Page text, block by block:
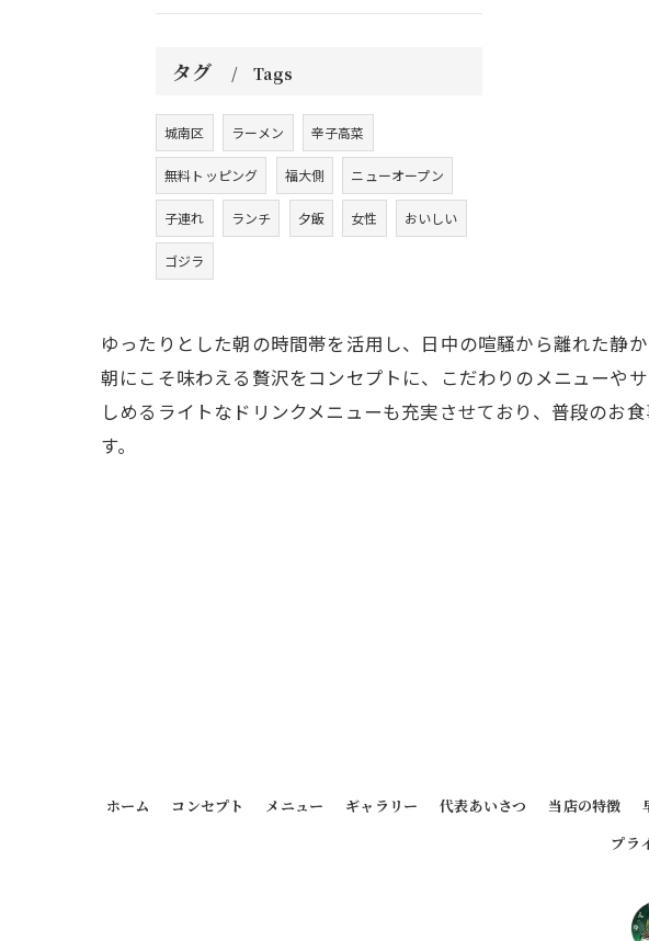
タグ Tags
城南区 ラーメン 辛子高菜
無料トッピング 福大側 ニューオープン
子連れ ランチ 夕飯 女性 おいしい
ゴジラ
ゆったりとした朝の時間帯を活用し、日中の喧騒から離れた静
朝にこそ味わえる贅沢をコンセプトに、こだわりのメニューや
しめるライトなドリンクメニューも充実させており、普段のお
す。
ホーム コンセプト メニュー ギャラリー 代表あいさつ 当店の特徴
プラ